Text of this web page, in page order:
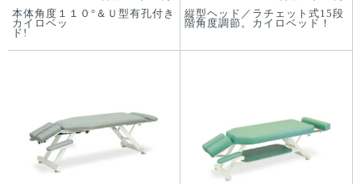
本体角度１１０°＆Ｕ型有孔付き
カイロベッ
ド!
縦型ヘッド／ラチェット式15段
階角度調節。カイロベッド！